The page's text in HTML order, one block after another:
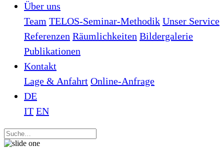
Über uns
Team TELOS-Seminar-Methodik Unser Service
Referenzen Räumlichkeiten Bildergalerie
Publikationen
Kontakt
Lage & Anfahrt Online-Anfrage
DE
IT EN